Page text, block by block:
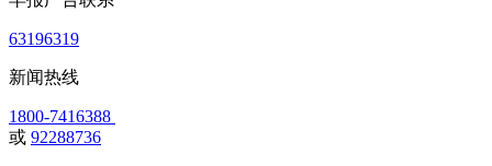
63196319
新闻热线
1800-7416388
或 92288736